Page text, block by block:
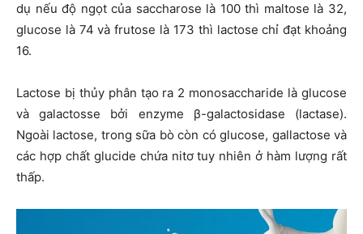
dụ nếu độ ngọt của saccharose là 100 thì maltose là 32,
glucose là 74 và frutose là 173 thì lactose chỉ đạt khoảng
16.
Lactose bị thủy phân tạo ra 2 monosaccharide là glucose
và galactosse bởi enzyme β-galactosidase (lactase).
Ngoài lactose, trong sữa bò còn có glucose, gallactose và
các hợp chất glucide chứa nitơ tuy nhiên ở hàm lượng rất
thấp.